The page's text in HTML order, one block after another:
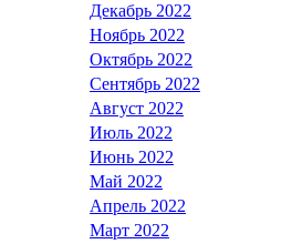
Декабрь 2022
Ноябрь 2022
Октябрь 2022
Сентябрь 2022
Август 2022
Июль 2022
Июнь 2022
Май 2022
Апрель 2022
Март 2022